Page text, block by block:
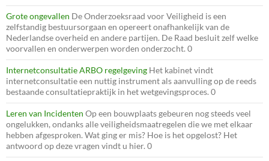
Grote ongevallen De Onderzoeksraad voor Veiligheid is een
zelfstandig bestuursorgaan en opereert onafhankelijk van de
Nederlandse overheid en andere partijen. De Raad besluit zelf welke
voorvallen en onderwerpen worden onderzocht. 0
Internetconsultatie ARBO regelgeving Het kabinet vindt
internetconsultatie een nuttig instrument als aanvulling op de reeds
bestaande consultatiepraktijk in het wetgevingsproces. 0
Leren van Incidenten Op een bouwplaats gebeuren nog steeds veel
ongelukken, ondanks alle veiligheidsmaatregelen die we met elkaar
hebben afgesproken. Wat ging er mis? Hoe is het opgelost? Het
antwoord op deze vragen vindt u hier. 0